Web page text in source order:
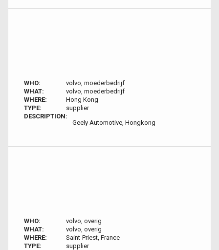
WHO:
volvo, moederbedrijf
WHAT:
volvo, moederbedrijf
WHERE:
Hong Kong
TYPE:
supplier
DESCRIPTION:
Geely Automotive, Hongkong
WHO:
volvo, overig
WHAT:
volvo, overig
WHERE:
Saint-Priest, France
TYPE:
supplier